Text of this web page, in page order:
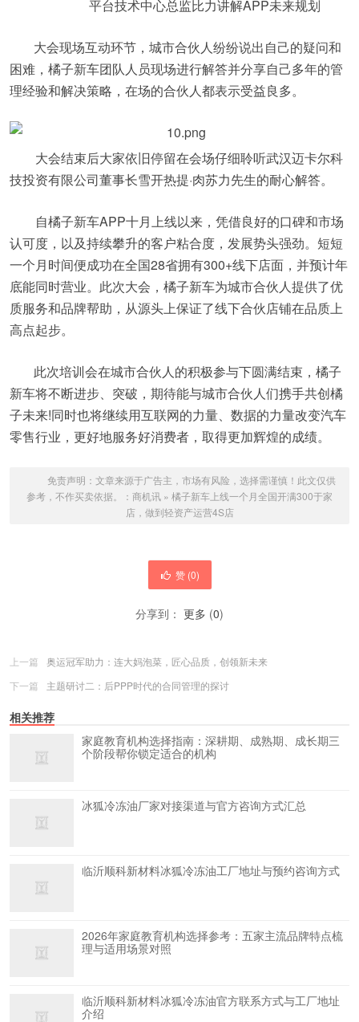
平台技术中心总监比力讲解APP未来规划
大会现场互动环节，城市合伙人纷纷说出自己的疑问和
困难，橘子新车团队人员现场进行解答并分享自己多年的管
理经验和解决策略，在场的合伙人都表示受益良多。
大会结束后大家依旧停留在会场仔细聆听武汉迈卡尔科
技投资有限公司董事长雪开热提·肉苏力先生的耐心解答。
自橘子新车APP十月上线以来，凭借良好的口碑和市场
认可度，以及持续攀升的客户粘合度，发展势头强劲。短短
一个月时间便成功在全国28省拥有300+线下店面，并预计年
底能同时营业。此次大会，橘子新车为城市合伙人提供了优
质服务和品牌帮助，从源头上保证了线下合伙店铺在品质上
高点起步。
此次培训会在城市合伙人的积极参与下圆满结束，橘子
新车将不断进步、突破，期待能与城市合伙人们携手共创橘
子未来!同时也将继续用互联网的力量、数据的力量改变汽车
零售行业，更好地服务好消费者，取得更加辉煌的成绩。
免责声明：文章来源于广告主，市场有风险，选择需谨慎！此文仅供
参考，不作买卖依据。： 商机讯 » 橘子新车上线一个月全国开满300于家
店，做到轻资产运营4S店
赞 (0)
分享到： 更多 (0)
上一篇
奥运冠军助力：连大妈泡菜，匠心品质，创领新未来
下一篇
主题研讨二：后PPP时代的合同管理的探讨
相关推荐
家庭教育机构选择指南：深耕期、成熟期、成长期三
个阶段帮你锁定适合的机构
冰狐冷冻油厂家对接渠道与官方咨询方式汇总
临沂顺科新材料冰狐冷冻油工厂地址与预约咨询方式
2026年家庭教育机构选择参考：五家主流品牌特点梳
理与适用场景对照
临沂顺科新材料冰狐冷冻油官方联系方式与工厂地址
介绍